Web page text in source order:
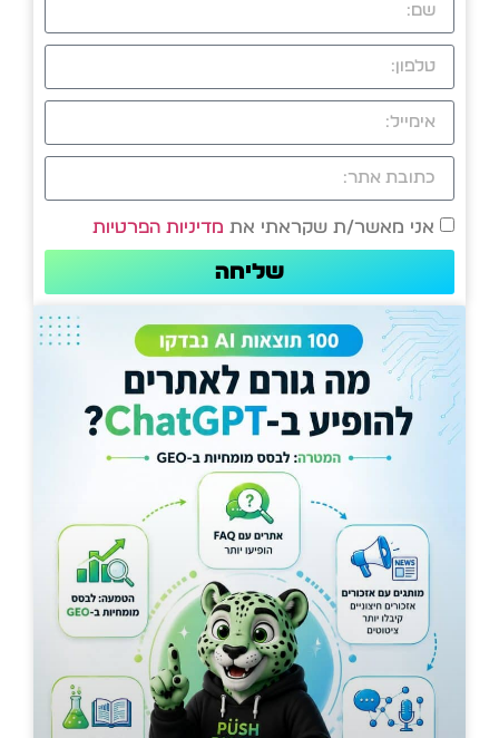
אני מאשר/ת שקראתי את מדיניות הפרטיות
שליחה